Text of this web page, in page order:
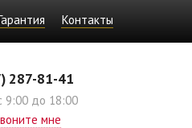
Контакты
287-81-41
9:00 до 18:00
мне